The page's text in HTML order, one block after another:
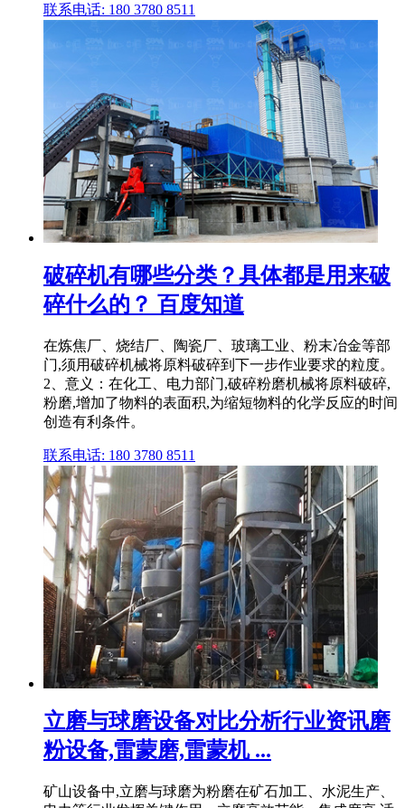
联系电话: 180 3780 8511
破碎机有哪些分类？具体都是用来破
碎什么的？ 百度知道
在炼焦厂、烧结厂、陶瓷厂、玻璃工业、粉末冶金等部
门,须用破碎机械将原料破碎到下一步作业要求的粒度。
2、意义：在化工、电力部门,破碎粉磨机械将原料破碎,
粉磨,增加了物料的表面积,为缩短物料的化学反应的时间
创造有利条件。
联系电话: 180 3780 8511
立磨与球磨设备对比分析行业资讯磨
粉设备,雷蒙磨,雷蒙机 ...
矿山设备中,立磨与球磨为粉磨在矿石加工、水泥生产、